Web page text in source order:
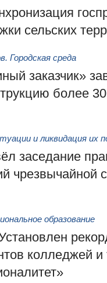
сельских
Городская среда
заказчик»
более
и ликвидация их
заседание
чрезвычайной
образование
колледжей и